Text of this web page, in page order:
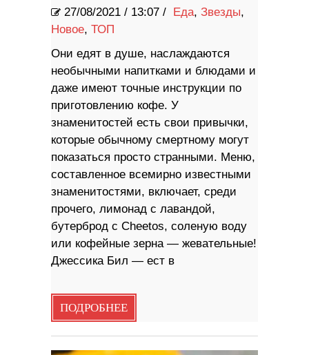
27/08/2021 / 13:07 / Еда, Звезды,
Новое, ТОП
Они едят в душе, наслаждаются
необычными напитками и блюдами и
даже имеют точные инструкции по
приготовлению кофе. У
знаменитостей есть свои привычки,
которые обычному смертному могут
показаться просто странными. Меню,
составленное всемирно известными
знаменитостями, включает, среди
прочего, лимонад с лавандой,
бутерброд с Cheetos, соленую воду
или кофейные зерна — жевательные!
Джессика Бил — ест в
ПОДРОБНЕЕ